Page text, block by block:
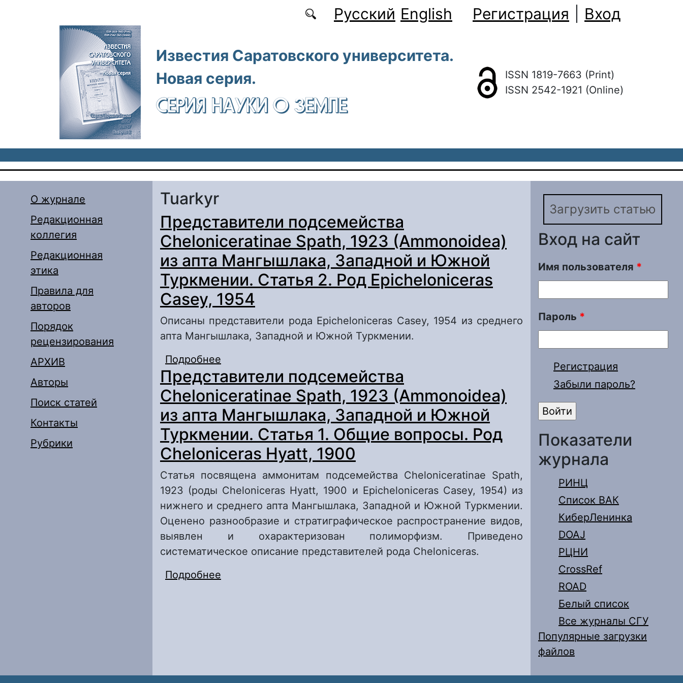
Русский English Регистрация Вход
Известия Саратовского университета.
Новая серия.
СЕРИЯ НАУКИ О ЗЕМЛЕ
ISSN 1819-7663 (Print)
ISSN 2542-1921 (Online)
О журнале
Редакционная
коллегия
Редакционная
этика
Правила для
авторов
Порядок
рецензирования
АРХИВ
Авторы
Поиск статей
Контакты
Рубрики
Tuarkyr
Представители подсемейства
Cheloniceratinae Spath, 1923 (Ammonoidea)
из апта Мангышлака, Западной и Южной
Туркмении. Статья 2. Род Epicheloniceras
Casey, 1954
Описаны представители рода Epicheloniceras Casey, 1954 из среднего
апта Мангышлака, Западной и Южной Туркмении.
Подробнее
(Ammonoidea) из апта Мангышлака, Западной и Южной
Туркмении. Статья 2. Род Epicheloniceras Casey, 1954
Представители подсемейства
Cheloniceratinae Spath, 1923 (Ammonoidea)
из апта Мангышлака, Западной и Южной
Туркмении. Статья 1. Общие вопросы. Род
Cheloniceras Hyatt, 1900
Статья посвящена аммонитам подсемейства Cheloniceratinae Spath,
1923 (роды Cheloniceras Hyatt, 1900 и Epicheloniceras Casey, 1954) из
нижнего и среднего апта Мангышлака, Западной и Южной Туркмении.
Оценено разнообразие и стратиграфическое распространение видов,
выявлен и охарактеризован полиморфизм. Приведено
систематическое описание представителей рода Cheloniceras.
Подробнее
Загрузить статью
Вход на сайт
Имя пользователя *
Пароль *
Регистрация
Забыли пароль?
Показатели
журнала
РИНЦ
Список ВАК
КиберЛенинка
DOAJ
РЦНИ
CrossRef
ROAD
Белый список
Все журналы СГУ
Популярные загрузки
файлов